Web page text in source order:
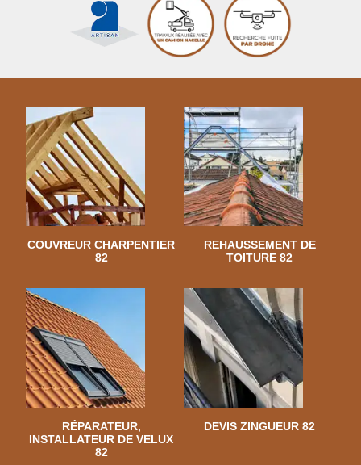
COUVREUR CHARPENTIER
82
REHAUSSEMENT DE
TOITURE 82
RÉPARATEUR,
INSTALLATEUR DE VELUX
82
DEVIS ZINGUEUR 82